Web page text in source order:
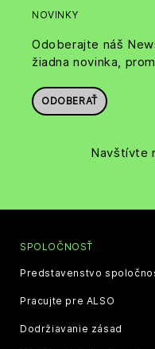
NOVINKY
Odoberajte náš
žiadna novinka,
ODOBERAŤ
Navštívte
SPOLOČNOSŤ
Predstavenstvo
Pracujte pre ALSO
Dodržiavanie zásad